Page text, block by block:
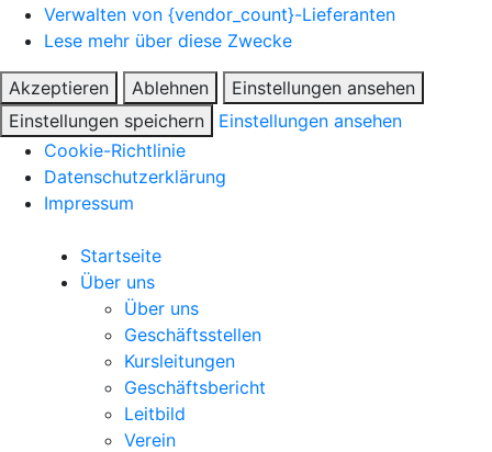
Verwalten von {vendor_count}-Lieferanten
Lese mehr über diese Zwecke
Akzeptieren Ablehnen
Einstellungen ansehen
Einstellungen speichern
Einstellungen ansehen
Cookie-Richtlinie
Datenschutzerklärung
Impressum
Startseite
Über uns
Über uns
Geschäftsstellen
Kursleitungen
Geschäftsbericht
Leitbild
Verein